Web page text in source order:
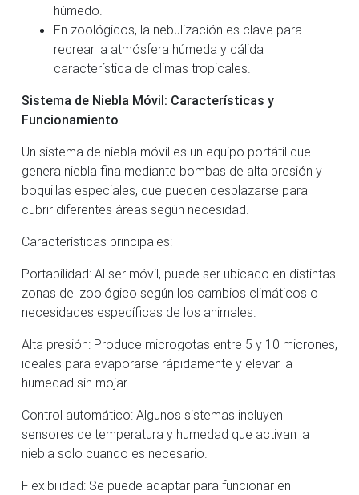
húmedo.
En zoológicos, la nebulización es clave para
recrear la atmósfera húmeda y cálida
característica de climas tropicales.
Sistema de Niebla Móvil: Características y
Funcionamiento
Un sistema de niebla móvil es un equipo portátil que
genera niebla fina mediante bombas de alta presión y
boquillas especiales, que pueden desplazarse para
cubrir diferentes áreas según necesidad.
Características principales:
Portabilidad: Al ser móvil, puede ser ubicado en distintas
zonas del zoológico según los cambios climáticos o
necesidades específicas de los animales.
Alta presión: Produce microgotas entre 5 y 10 micrones,
ideales para evaporarse rápidamente y elevar la
humedad sin mojar.
Control automático: Algunos sistemas incluyen
sensores de temperatura y humedad que activan la
niebla solo cuando es necesario.
Flexibilidad: Se puede adaptar para funcionar en